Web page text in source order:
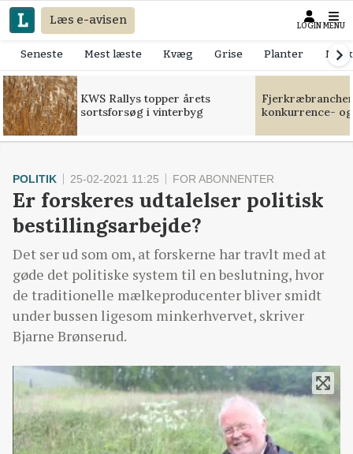
Læs e-avisen LOGIN MENU
Seneste Mest læste Kvæg Grise Planter
KWS Rallys topper årets
sortsforsøg i vinterbyg
konkurrence-
POLITIK 25-02-2021 11:25 FOR ABONNENTER
Er forskeres udtalelser politisk
bestillingsarbejde?
Det ser ud som om, at forskerne har travlt med at
gøde det politiske system til en beslutning, hvor
de traditionelle mælkeproducenter bliver smidt
under bussen ligesom minkerhvervet, skriver
Bjarne Brønserud.